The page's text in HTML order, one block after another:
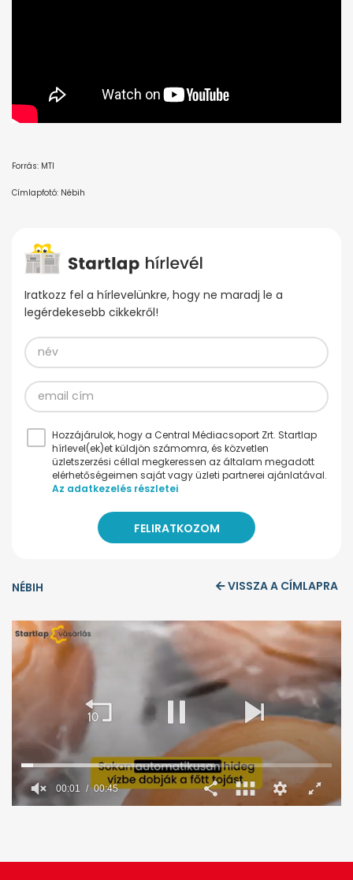
Forrás: MTI
Címlapfotó: Nébih
Iratkozz fel a hírlevelünkre, hogy ne maradj le a
legérdekesebb cikkekről!
Hozzájárulok, hogy a Central Médiacsoport Zrt. Startlap
hírlevel(ek)et küldjön számomra, és közvetlen
üzletszerzési céllal megkeressen az általam megadott
elérhetőségeimen saját vagy üzleti partnerei ajánlatával.
Az adatkezelés részletei
NÉBIH VISSZA A CÍMLAPRA
seconds
00:02 00:45